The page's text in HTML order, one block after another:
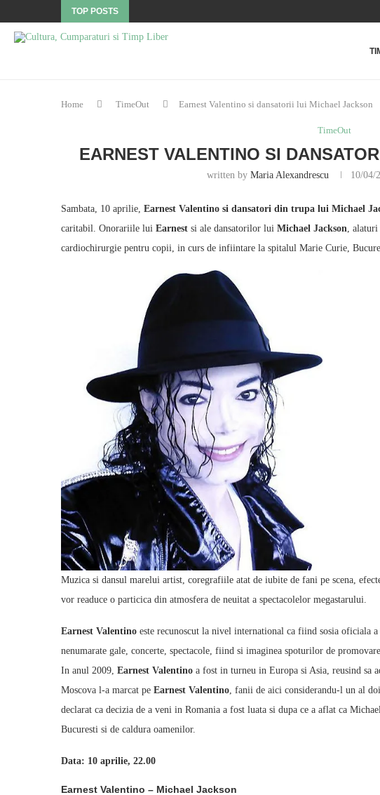
TOP POSTS
Home TimeOut Earnest Valentino si dansatorii lui Michael Jackson
TimeOut
EARNEST VALENTINO SI
written by Maria Alexandrescu 10/04/
Sambata, 10 aprilie, Earnest Valentino si dansatori din trupa lui Michael
caritabil. Onorariile lui Earnest si ale dansatorilor lui Michael Jackson, alaturi
cardiochirurgie pentru copii, in curs de infiintare la spitalul Marie Curie,
Muzica si dansul marelui artist, coregrafiile atat de iubite de fani pe scena,
vor readuce o particica din atmosfera de neuitat a spectacolelor megastarului.
Earnest Valentino este recunoscut la nivel international ca fiind sosia oficiala
nenumarate gale, concerte, spectacole, fiind si imaginea spoturilor de
In anul 2009, Earnest Valentino a fost in turneu in Europa si Asia, reusind sa
Moscova l-a marcat pe Earnest Valentino, fanii de aici considerandu-l un al
declarat ca decizia de a veni in Romania a fost luata si dupa ce a aflat ca
Bucuresti si de caldura oamenilor.
Data: 10 aprilie, 22.00
Earnest Valentino – Michael Jackson